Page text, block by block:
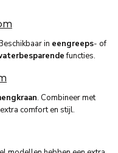
in eengreeps- of
functies.
. Combineer met
comfort en stijl.